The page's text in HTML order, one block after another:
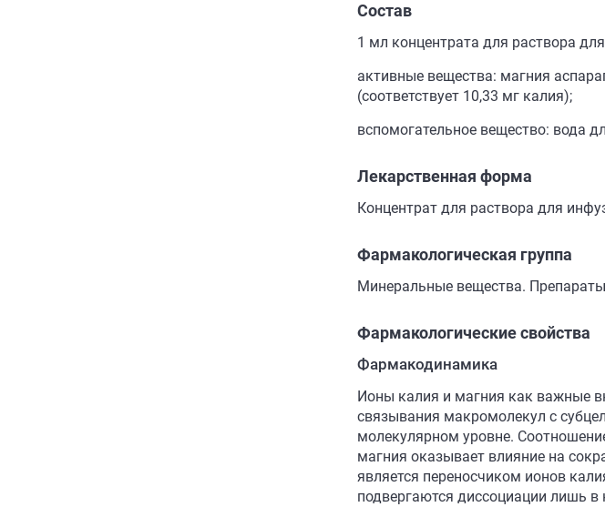
Состав
1 мл концентрата для раствора
активные вещества: магния
(соответствует 10,33 мг калия);
вспомогательное вещество: вода
Лекарственная форма
Концентрат для раствора для
Фармакологическая группа
Минеральные вещества.
Фармакологические свойства
Фармакодинамика
Ионы калия и магния как важные
связывания макромолекул с
молекулярном уровне.
магния оказывает влияние на
является переносчиком ионов
подвергаются диссоциации лишь в